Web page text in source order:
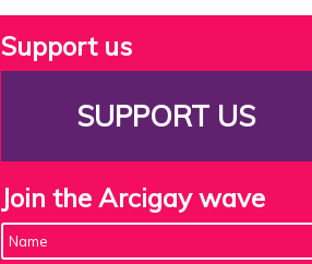
Support us
SUPPORT US
Join the Arcigay wave